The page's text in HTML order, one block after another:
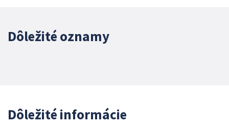
Dôležité oznamy
Dôležité informácie